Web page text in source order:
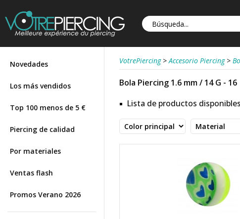
Novedades
Los más vendidos
Top 100 menos de 5 €
Piercing de calidad
Por materiales
Ventas flash
Promos Verano 2026
VotrePiercing > Accesorio Piercing >
Bola Piercing 1.6 mm / 14 G - 16
Lista de productos